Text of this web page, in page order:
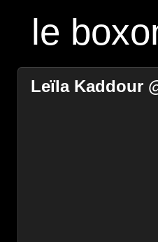
le
Leïla Kaddour